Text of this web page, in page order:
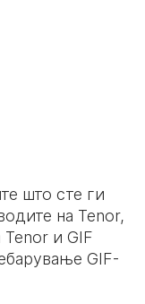
што сте ги
на Tenor,
Tenor и GIF
GIF-